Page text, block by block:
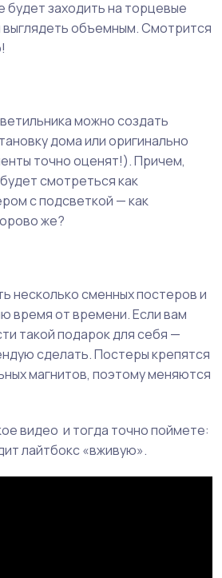
будет заходить на торцевые
выглядеть объемным. Смотрится
можно создать
дома или оригинально
точно оценят!). Причем,
смотреться как
с подсветкой — как
же?
несколько сменных постеров и
время от времени. Если вам
такой подарок для себя —
сделать. Постеры крепятся
магнитов, поэтому меняются
видео и тогда точно поймете:
лайтбокс «вживую».